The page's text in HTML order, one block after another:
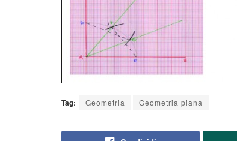
Tag: Geometria Geometria piana